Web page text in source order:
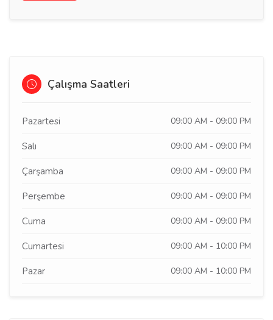
Çalışma Saatleri
Pazartesi 09:00 AM - 09:00 PM
Salı 09:00 AM - 09:00 PM
Çarşamba 09:00 AM - 09:00 PM
Perşembe 09:00 AM - 09:00 PM
Cuma 09:00 AM - 09:00 PM
Cumartesi 09:00 AM - 10:00 PM
Pazar 09:00 AM - 10:00 PM